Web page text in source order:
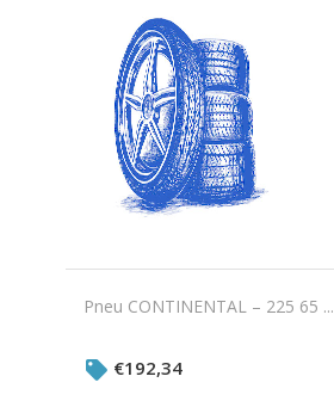
Pneu CONTINENTAL – 225 65 ...
€192,34